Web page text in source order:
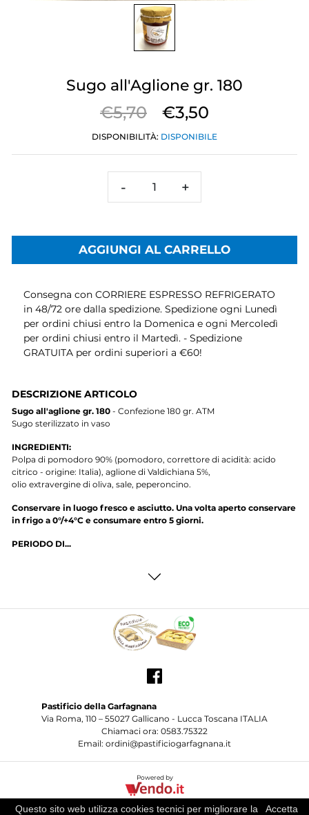
Sugo all'Aglione gr. 180
€5,70 €3,50
DISPONIBILITÀ: DISPONIBILE
- +
AGGIUNGI AL CARRELLO
Consegna con CORRIERE ESPRESSO REFRIGERATO
in 48/72 ore dalla spedizione. Spedizione ogni Lunedì
per ordini chiusi entro la Domenica e ogni Mercoledì
per ordini chiusi entro il Martedì. - Spedizione
GRATUITA per ordini superiori a €60!
DESCRIZIONE ARTICOLO
Sugo all'aglione gr. 180 - Confezione 180 gr. ATM
Sugo sterilizzato in vaso
INGREDIENTI:
Polpa di pomodoro 90% (pomodoro, correttore di acidità: acido
citrico - origine: Italia), aglione di Valdichiana 5%,
olio extravergine di oliva, sale, peperoncino.
Conservare in luogo fresco e asciutto. Una volta aperto conservare
in frigo a 0°/+4°C e consumare entro 5 giorni.
PERIODO DI...
Pastificio della Garfagnana
Via Roma, 110 – 55027 Gallicano - Lucca Toscana ITALIA
Chiamaci ora: 0583.75322
Email: ordini@pastificiogarfagnana.it
Powered by
© 2026 Pastificio della Garfagnana P.iva 02445970466 Tutti i diritti riservati. Accetta
Questo sito web utilizza cookies tecnici per migliorare la